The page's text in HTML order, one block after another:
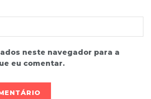
neste navegador para a
eu comentar.